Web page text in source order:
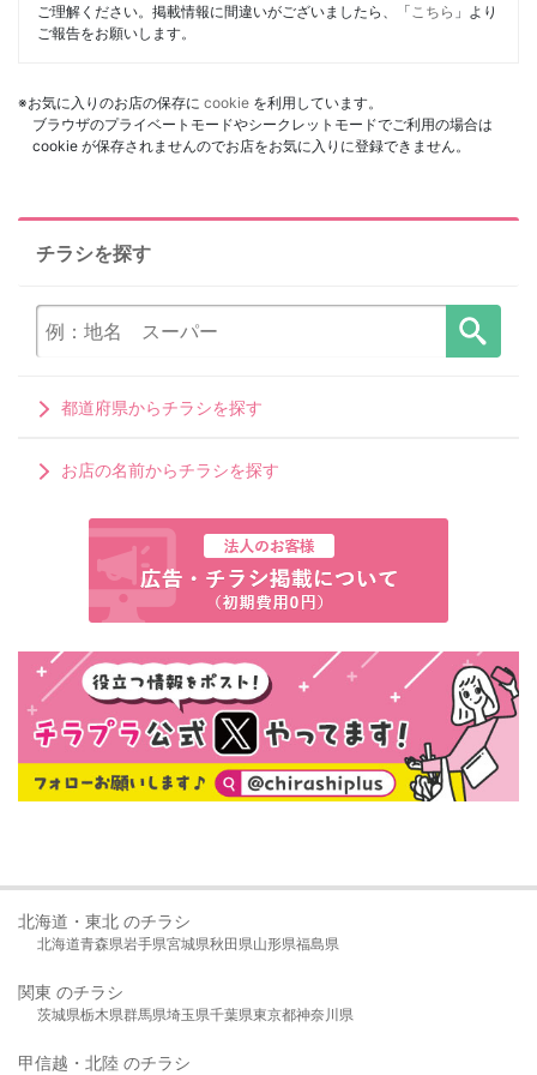
ご理解ください。掲載情報に間違いがございましたら、「 こちら 」より
ご報告をお願いします。
※お気に入りのお店の保存に cookie を利用しています。
ブラウザのプライベートモードやシークレットモードでご利用の場合は
cookie が保存されませんのでお店をお気に入りに登録できません。
チラシを探す
都道府県からチラシを探す
お店の名前からチラシを探す
北海道・東北 のチラシ
北海道青森県岩手県宮城県秋田県山形県福島県
関東 のチラシ
茨城県栃木県群馬県埼玉県千葉県東京都神奈川県
甲信越・北陸 のチラシ